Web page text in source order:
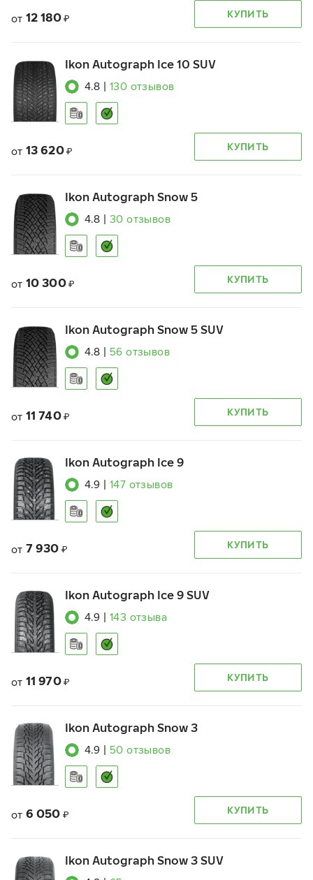
от 12 180 ₽ КУПИТЬ
Ikon Autograph Ice 10 SUV
4.8 130 отзывов
от 13 620 ₽ КУПИТЬ
Ikon Autograph Snow 5
4.8 30 отзывов
от 10 300 ₽ КУПИТЬ
Ikon Autograph Snow 5 SUV
4.8 56 отзывов
от 11 740 ₽ КУПИТЬ
Ikon Autograph Ice 9
4.9 147 отзывов
от 7 930 ₽ КУПИТЬ
Ikon Autograph Ice 9 SUV
4.9 143 отзыва
от 11 970 ₽ КУПИТЬ
Ikon Autograph Snow 3
4.9 50 отзывов
от 6 050 ₽ КУПИТЬ
Ikon Autograph Snow 3 SUV